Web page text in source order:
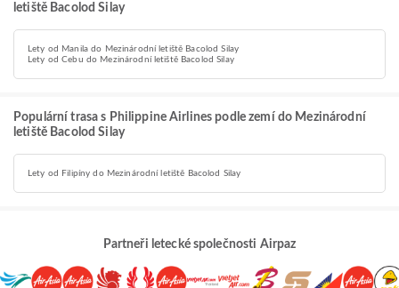
letiště Bacolod Silay
Lety od Manila do Mezinárodní letiště Bacolod Silay
Lety od Cebu do Mezinárodní letiště Bacolod Silay
Populární trasa s Philippine Airlines podle zemí do Mezinárodní
letiště Bacolod Silay
Lety od Filipíny do Mezinárodní letiště Bacolod Silay
Partneři letecké společnosti Airpaz